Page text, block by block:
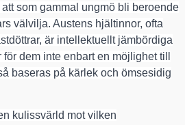
som gammal ungmö bli beroende
välvilja. Austens hjältinnor, ofta
är intellektuellt jämbördiga
dem inte enbart en möjlighet till
baseras på kärlek och ömsesidig
kulissvärld mot vilken